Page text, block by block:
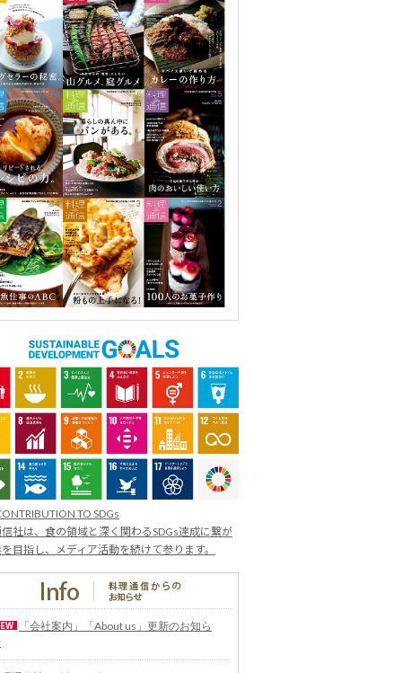
TO SDGs
社は、食の領域と深く関わるSDGs達成に繋が
目指し、メディア活動を続けて参ります。
「会社案内」「About us」更新のお知ら